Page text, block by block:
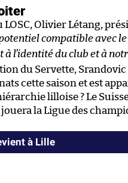
LOSC, Olivier Létang,
compatible avec
l’identité du club et à
du Servette, Srandovic
cette saison et est
lilloise ? Le
la Ligue des
à Lille